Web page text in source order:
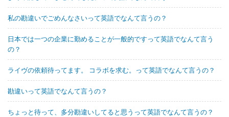
私の勘違いでごめんなさいって英語でなんて言うの？
日本では一つの企業に勤めることが一般的ですって英語でなんて言う
の？
ライヴの依頼待ってます。 コラボを求む。って英語でなんて言うの？
勘違いって英語でなんて言うの？
ちょっと待って、多分勘違いしてると思うって英語でなんて言うの？